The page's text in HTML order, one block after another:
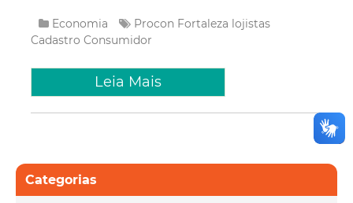
Economia Procon Fortaleza lojistas
Cadastro Consumidor
Leia Mais
Categorias